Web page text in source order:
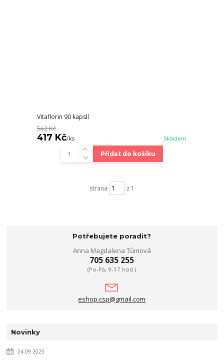
Vitaflorin 90 kapslí
542 Kč
417 Kč/ks Skladem
Přidat do košíku
strana z 1
Potřebujete poradit?
Anna Magdalena Tůmová
705 635 255
(Po-Pá, 9-17 hod.)
eshop.csp@gmail.com
Novinky
24.09.2025